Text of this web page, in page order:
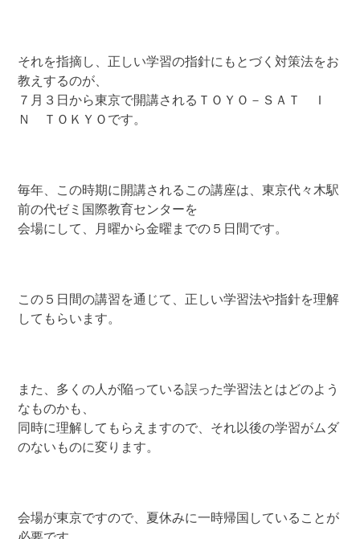
それを指摘し、正しい学習の指針にもとづく対策法をお
教えするのが、
７月３日から東京で開講されるＴＯＹＯ－ＳＡＴ Ｉ
Ｎ ＴＯＫＹＯです。
毎年、この時期に開講されるこの講座は、東京代々木駅
前の代ゼミ国際教育センターを
会場にして、月曜から金曜までの５日間です。
この５日間の講習を通じて、正しい学習法や指針を理解
してもらいます。
また、多くの人が陥っている誤った学習法とはどのよう
なものかも、
同時に理解してもらえますので、それ以後の学習がムダ
のないものに変ります。
会場が東京ですので、夏休みに一時帰国していることが